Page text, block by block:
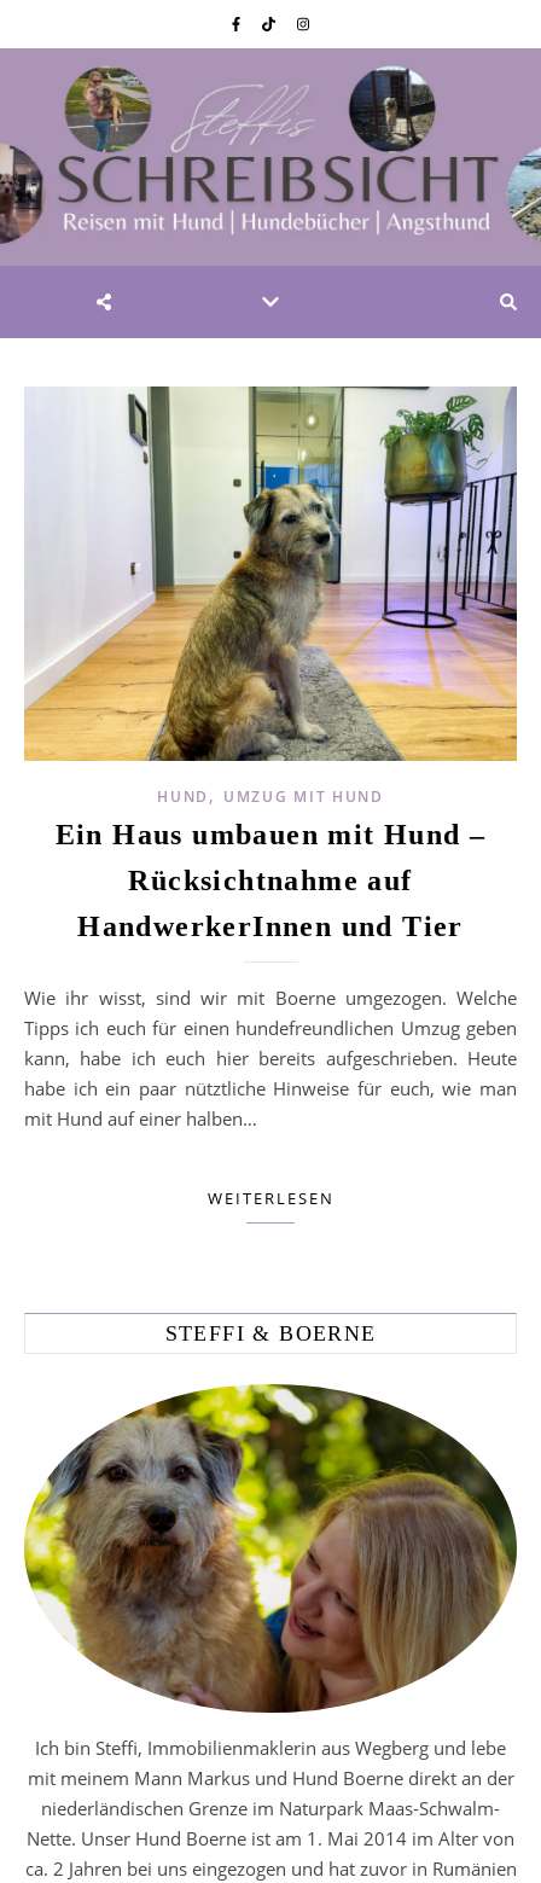
HUND , UMZUG MIT HUND
Ein Haus umbauen mit Hund –
Rücksichtnahme auf
HandwerkerInnen und Tier
Wie ihr wisst, sind wir mit Boerne umgezogen. Welche
Tipps ich euch für einen hundefreundlichen Umzug geben
kann, habe ich euch hier bereits aufgeschrieben. Heute
habe ich ein paar nütztliche Hinweise für euch, wie man
mit Hund auf einer halben…
WEITERLESEN
STEFFI & BOERNE
Ich bin Steffi, Immobilienmaklerin aus Wegberg und lebe
mit meinem Mann Markus und Hund Boerne direkt an der
niederländischen Grenze im Naturpark Maas-Schwalm-
Nette. Unser Hund Boerne ist am 1. Mai 2014 im Alter von
ca. 2 Jahren bei uns eingezogen und hat zuvor in Rumänien